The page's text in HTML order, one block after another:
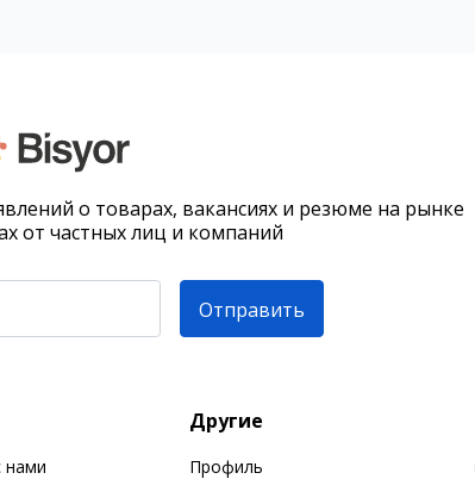
о товарах, вакансиях и резюме на рынке
от частных лиц и компаний
Отправить
нами
Другие
Профиль